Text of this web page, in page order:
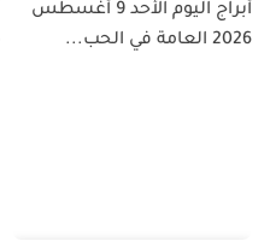
أبراج اليوم الأحد 9 أغسطس
2026 العامة في الحب...